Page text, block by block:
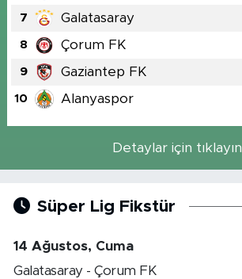
7 Galatasaray
8 Çorum FK
9 Gaziantep FK
10 Alanyaspor
Detaylar için tıklayın
Süper Lig Fikstür
14 Ağustos, Cuma
Galatasaray - Çorum FK